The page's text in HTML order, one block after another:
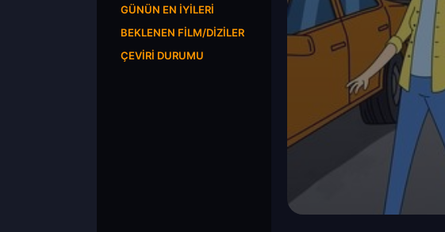
GÜNÜN EN İYILERI
BEKLENEN FILM/DIZILER
ÇEVIRI DURUMU